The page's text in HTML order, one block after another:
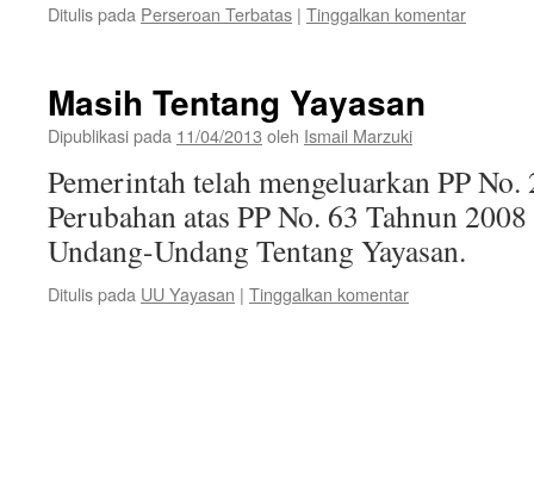
Ditulis pada Perseroan Terbatas | Tinggalkan komentar
Masih Tentang Yayasan
Dipublikasi pada 11/04/2013 oleh Ismail Marzuki
Pemerintah telah mengeluarkan PP
Perubahan atas PP No. 63 Tahnun
Undang-Undang Tentang Yayasan.
Ditulis pada UU Yayasan | Tinggalkan komentar